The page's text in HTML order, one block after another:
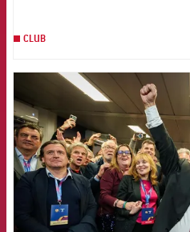
CLUB